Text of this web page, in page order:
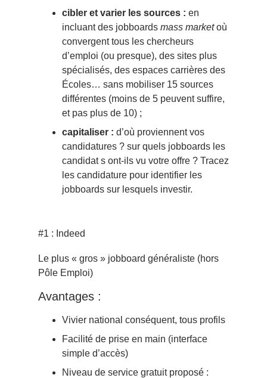
cibler et varier les sources : en
incluant des jobboards mass marketoù
convergent tous les chercheurs
d’emploi (ou presque), des sites plus
spécialisés, des espaces carrières des
Écoles… sans mobiliser 15 sources
différentes (moins de 5 peuvent suffire,
et pas plus de 10) ;
capitaliser : d’où proviennent vos
candidatures ? sur quels jobboards les
candidat s ont-ils vu votre offre ? Tracez
les candidature pour identifier les
jobboards sur lesquels investir.
#1 : Indeed
Le plus « gros » jobboard généraliste (hors
Pôle Emploi)
Avantages :
Vivier national conséquent, tous profils
Facilité de prise en main (interface
simple d’accès)
Niveau de service gratuit proposé :